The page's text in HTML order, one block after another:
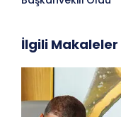
İlgili Makaleler